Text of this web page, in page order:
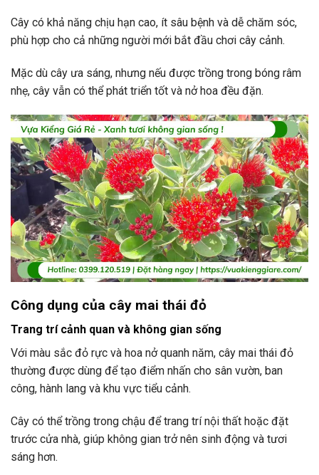
Cây có khả năng chịu hạn cao, ít sâu bệnh và dễ chăm sóc,
phù hợp cho cả những người mới bắt đầu chơi cây cảnh.
Mặc dù cây ưa sáng, nhưng nếu được trồng trong bóng râm
nhẹ, cây vẫn có thể phát triển tốt và nở hoa đều đặn.
Công dụng của cây mai thái đỏ
Trang trí cảnh quan và không gian sống
Với màu sắc đỏ rực và hoa nở quanh năm, cây mai thái đỏ
thường được dùng để tạo điểm nhấn cho sân vườn, ban
công, hành lang và khu vực tiểu cảnh.
Cây có thể trồng trong chậu để trang trí nội thất hoặc đặt
trước cửa nhà, giúp không gian trở nên sinh động và tươi
sáng hơn.